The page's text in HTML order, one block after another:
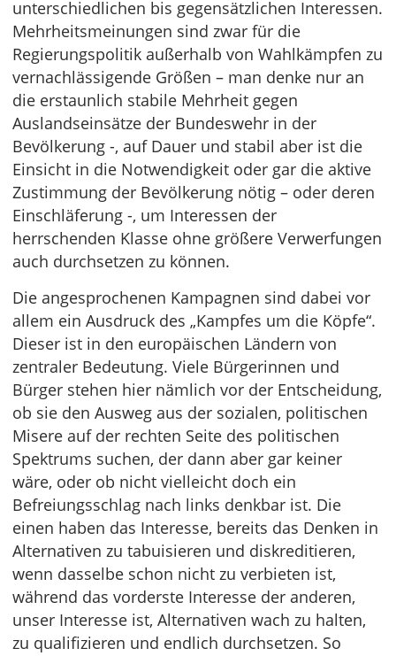
unterschiedlichen bis gegensätzlichen Interessen.
Mehrheitsmeinungen sind zwar für die
Regierungspolitik außerhalb von Wahlkämpfen zu
vernachlässigende Größen – man denke nur an
die erstaunlich stabile Mehrheit gegen
Auslandseinsätze der Bundeswehr in der
Bevölkerung -, auf Dauer und stabil aber ist die
Einsicht in die Notwendigkeit oder gar die aktive
Zustimmung der Bevölkerung nötig – oder deren
Einschläferung -, um Interessen der
herrschenden Klasse ohne größere Verwerfungen
auch durchsetzen zu können.
Die angesprochenen Kampagnen sind dabei vor
allem ein Ausdruck des „Kampfes um die Köpfe“.
Dieser ist in den europäischen Ländern von
zentraler Bedeutung. Viele Bürgerinnen und
Bürger stehen hier nämlich vor der Entscheidung,
ob sie den Ausweg aus der sozialen, politischen
Misere auf der rechten Seite des politischen
Spektrums suchen, der dann aber gar keiner
wäre, oder ob nicht vielleicht doch ein
Befreiungsschlag nach links denkbar ist. Die
einen haben das Interesse, bereits das Denken in
Alternativen zu tabuisieren und diskreditieren,
wenn dasselbe schon nicht zu verbieten ist,
während das vorderste Interesse der anderen,
unser Interesse ist, Alternativen wach zu halten,
zu qualifizieren und endlich durchsetzen. So